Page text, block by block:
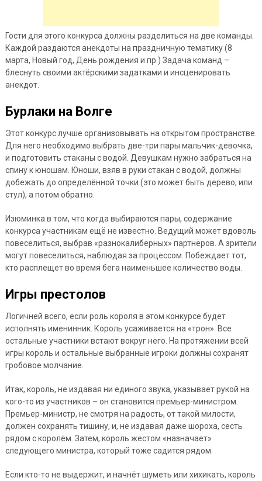
Гости для этого конкурса должны разделиться на две команды.
Каждой раздаются анекдоты на праздничную тематику (8
марта, Новый год, День рождения и пр.) Задача команд –
блеснуть своими актёрскими задатками и инсценировать
анекдот.
Бурлаки на Волге
Этот конкурс лучше организовывать на открытом пространстве.
Для него необходимо выбрать две-три пары мальчик-девочка,
и подготовить стаканы с водой. Девушкам нужно забраться на
спину к юношам. Юноши, взяв в руки стакан с водой, должны
добежать до определённой точки (это может быть дерево, или
стул), а потом обратно.
Изюминка в том, что когда выбираются пары, содержание
конкурса участникам ещё не известно. Ведущий может вдоволь
повеселиться, выбрав «разнокалиберных» партнёров. А зрители
могут повеселиться, наблюдая за процессом. Побеждает тот,
кто расплещет во время бега наименьшее количество воды.
Игры престолов
Логичней всего, если роль короля в этом конкурсе будет
исполнять именинник. Король усаживается на «трон». Все
остальные участники встают вокруг него. На протяжении всей
игры король и остальные выбранные игроки должны сохранят
гробовое молчание.
Итак, король, не издавая ни единого звука, указывает рукой на
кого-то из участников – он становится премьер-министром.
Премьер-министр, не смотря на радость, от такой милости,
должен сохранять тишину, и, не издавая даже шороха, сесть
рядом с королём. Затем, король жестом «назначает»
следующего министра, который тоже садится рядом.
Если кто-то не выдержит, и начнёт шуметь или хихикать, король